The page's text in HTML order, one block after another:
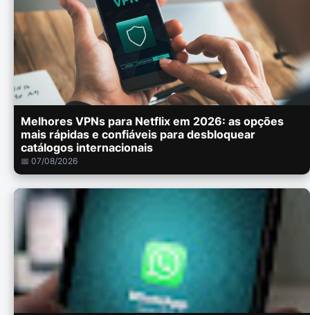
Melhores VPNs para Netflix em 2026: as opções
mais rápidas e confiáveis para desbloquear
catálogos internacionais
📅 07/08/2026